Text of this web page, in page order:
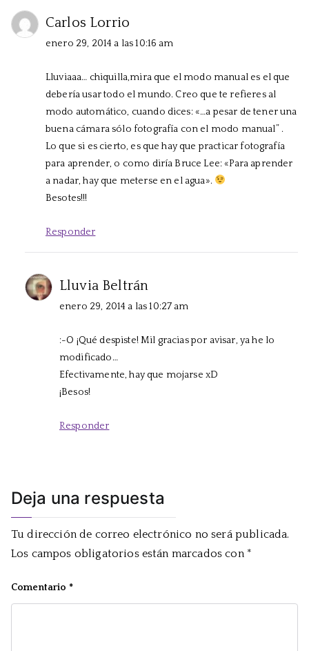
Carlos Lorrio
enero 29, 2014 a las 10:16 am
Lluviaaa… chiquilla,mira que el modo manual es el que
debería usar todo el mundo. Creo que te refieres al
modo automático, cuando dices: «…a pesar de tener una
buena cámara sólo fotografía con el modo manual” .
Lo que si es cierto, es que hay que practicar fotografía
para aprender, o como diría Bruce Lee: «Para aprender
a nadar, hay que meterse en el agua».
Besotes!!!
Responder
Lluvia Beltrán
enero 29, 2014 a las 10:27 am
:-O ¡Qué despiste! Mil gracias por avisar, ya he lo
modificado…
Efectivamente, hay que mojarse xD
¡Besos!
Responder
Deja una respuesta
Tu dirección de correo electrónico no será publicada.
Los campos obligatorios están marcados con *
Comentario *